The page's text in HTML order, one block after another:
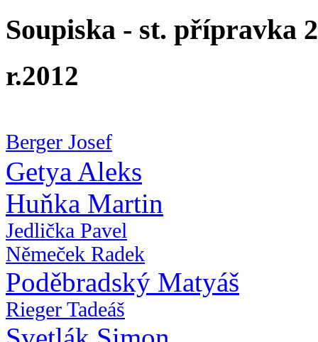
Soupiska - st. přípravka
r.2012
Berger Josef
Getya Aleks
Huňka Martin
Jedlička Pavel
Němeček Radek
Poděbradský Matyáš
Rieger Tadeáš